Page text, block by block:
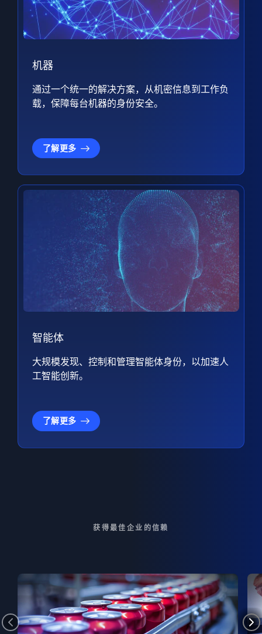
机器
通过一个统一的解决方案，从机密信息到工作负
载，保障每台机器的身份安全。
了解更多
智能体
大规模发现、控制和管理智能体身份，以加速人
工智能创新。
了解更多
获得最佳企业的信赖